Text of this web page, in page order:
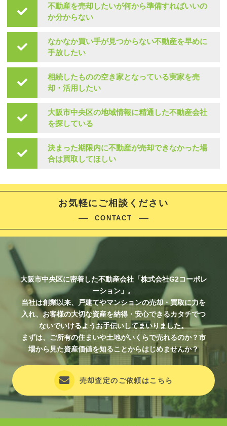
不動産を売却したいが何から準備すればいいの
か分からない
なかなか買い手が見つからない不動産を早めに
手放したい
相続したものの空き家となっている実家を売
却・活用したい
大阪市中央区の地域情報に精通した不動産会社
を探している
決まった期限内に不動産が売却できなかった場
合は買取してほしい
お気軽にご相談ください
CONTACT
大阪市中央区に密着した不動産会社「株式会社G2コーポレ
ーション」。
当社は創業以来、戸建てやマンションの売却・買取に力を
入れ、お客様の大切な資産を納得・安心できるカタチでつ
ないでいけるようお手伝いしてまいりました。
まずは、ご所有の住まいや土地がいくらで売れるのか？市
場から見た資産価値を知ることからはじめませんか？
売却査定のご依頼はこちら